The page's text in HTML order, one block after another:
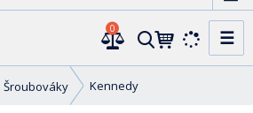
V
0 ☰
Šroubováky Kennedy